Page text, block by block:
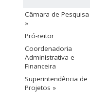
Câmara de Pesquisa
»
Pró-reitor
Coordenadoria
Administrativa e
Financeira
Superintendência de
Projetos »